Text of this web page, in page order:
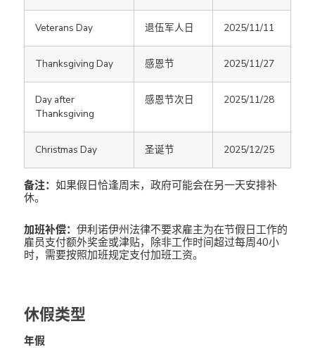
Veterans Day 退伍军人日 2025/11/11
Thanksgiving Day 感恩节 2025/11/27
Day after
Thanksgiving
感恩节次日 2025/11/28
Christmas Day 圣诞节 2025/12/25
备注： 如果假日恰逢周末，政府可能会在另一天安排补
休。
加班补偿： 伊利诺伊州法律不要求雇主为在节假日工作的
雇员支付额外奖金或津贴，除非工作时间超过每周40小
时，需要按照加班规定支付加班工资。
休假类型
年假